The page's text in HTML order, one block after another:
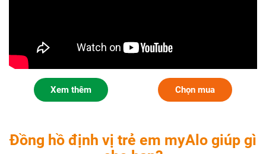
Xem thêm Chọn mua
Đồng hồ định vị trẻ em myAlo giúp gì